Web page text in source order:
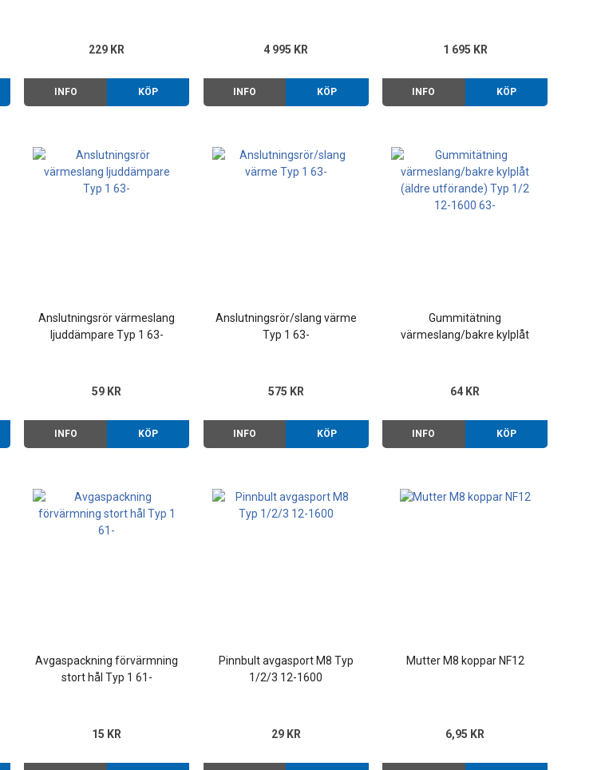
229 KR
INFO KÖP
4 995 KR
INFO KÖP
1 695 KR
INFO KÖP
Anslutningsrör värmeslang
ljuddämpare Typ 1 63-
59 KR
INFO KÖP
Anslutningsrör/slang värme
Typ 1 63-
575 KR
INFO KÖP
Gummitätning
värmeslang/bakre kylplåt
64 KR
INFO KÖP
Avgaspackning förvärmning
stort hål Typ 1 61-
15 KR
Pinnbult avgasport M8 Typ
1/2/3 12-1600
29 KR
Mutter M8 koppar NF12
6,95 KR